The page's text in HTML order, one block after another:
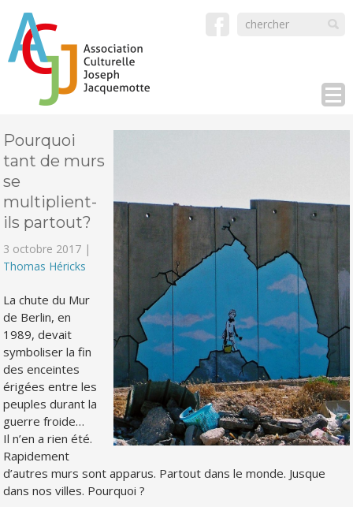
Pourquoi
tant de murs
se
multiplient-
ils partout?
3 octobre 2017 |
Thomas Héricks
La chute du Mur
de Berlin, en
1989, devait
symboliser la fin
des enceintes
érigées entre les
peuples durant la
guerre froide…
Il n’en a rien été.
Rapidement
d’autres murs sont apparus. Partout dans le monde. Jusque
dans nos villes. Pourquoi ?